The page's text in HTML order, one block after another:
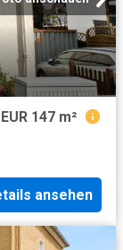
147 m²
ansehen